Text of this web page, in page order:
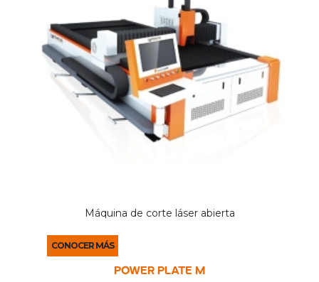
Máquina de corte láser abierta
CONOCER MÁS
POWER PLATE M